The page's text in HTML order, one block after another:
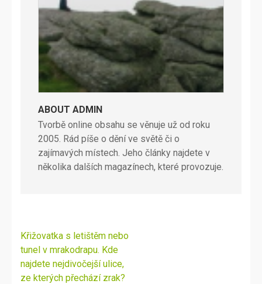
ABOUT ADMIN
Tvorbě online obsahu se věnuje už od roku
2005. Rád píše o dění ve světě či o
zajímavých místech. Jeho články najdete v
několika dalších magazínech, které provozuje.
Navigace
pro
příspěvek
Křižovatka s letištěm nebo
tunel v mrakodrapu. Kde
najdete nejdivočejší ulice,
ze kterých přechází zrak?